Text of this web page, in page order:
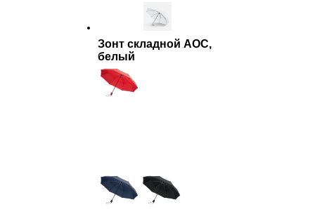
Зонт складной AOC,
белый